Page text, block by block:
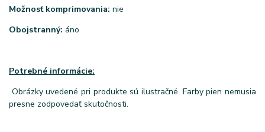
Možnosť komprimovania: nie
Obojstranný: áno
Potrebné informácie:
Obrázky uvedené pri produkte sú ilustračné. Farby pien nemusia
presne zodpovedať skutočnosti.